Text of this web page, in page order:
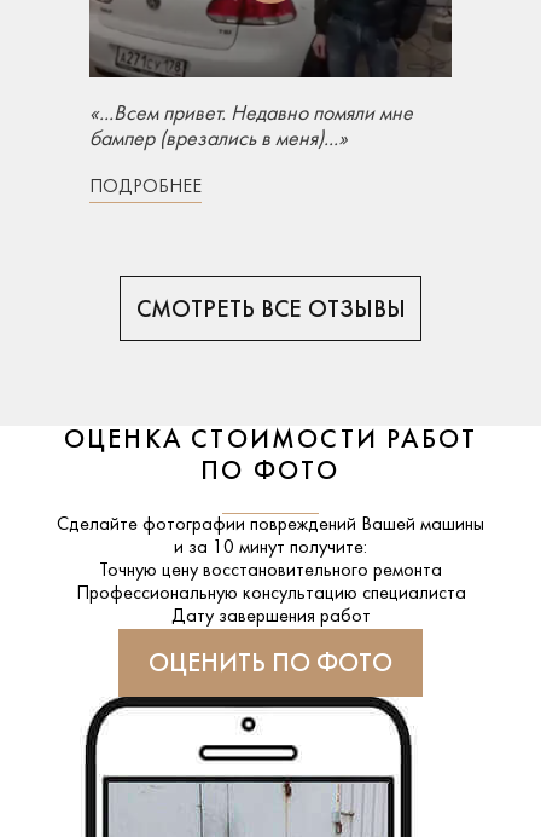
«...Всем привет. Недавно помяли мне
бампер (врезались в меня)...»
ПОДРОБНЕЕ
СМОТРЕТЬ ВСЕ ОТЗЫВЫ
ОЦЕНКА СТОИМОСТИ РАБОТ
ПО ФОТО
Сделайте фотографии повреждений Вашей машины
и за 10 минут получите:
Точную цену восстановительного ремонта
Профессиональную консультацию специалиста
Дату завершения работ
ОЦЕНИТЬ ПО ФОТО